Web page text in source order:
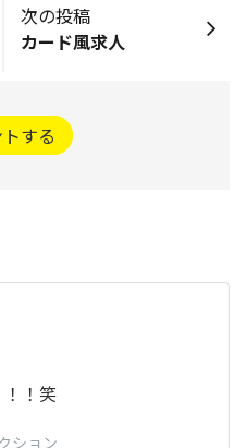
次の投稿
カード風求人
する
！笑
ション